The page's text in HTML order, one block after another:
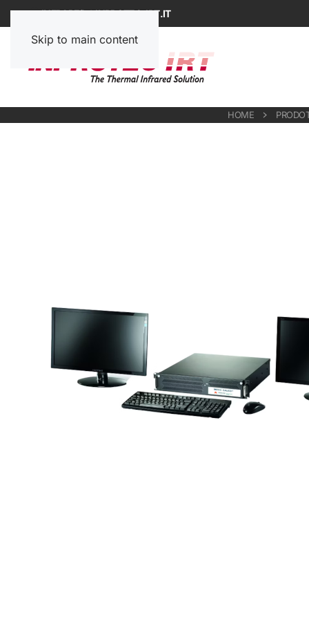
Skip to main content
INFRARED@INPROTEC-IRT.IT
HOME